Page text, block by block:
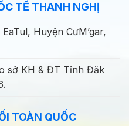
TẾ THANH NGHỊ
Huyện CưM’gar,
sở KH & ĐT Tỉnh Đăk
TOÀN QUỐC